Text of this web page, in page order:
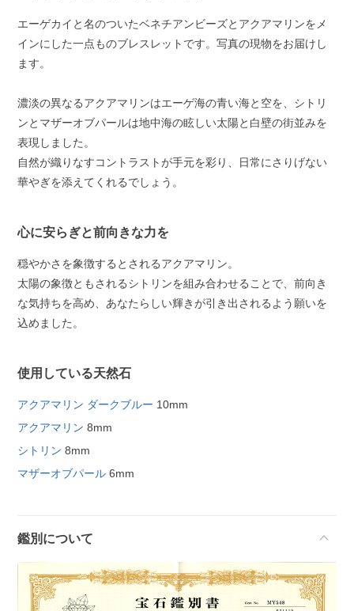
エーゲカイと名のついたベネチアンビーズとアクアマリンをメ
インにした一点ものブレスレットです。写真の現物をお届けし
ます。
濃淡の異なるアクアマリンはエーゲ海の青い海と空を、シトリ
ンとマザーオブパールは地中海の眩しい太陽と白壁の街並みを
表現しました。
自然が織りなすコントラストが手元を彩り、日常にさりげない
華やぎを添えてくれるでしょう。
心に安らぎと前向きな力を
穏やかさを象徴するとされるアクアマリン。
太陽の象徴ともされるシトリンを組み合わせることで、前向き
な気持ちを高め、あなたらしい輝きが引き出されるよう願いを
込めました。
使用している天然石
アクアマリン ダークブルー 10mm
アクアマリン 8mm
シトリン 8mm
マザーオブパール 6mm
鑑別について